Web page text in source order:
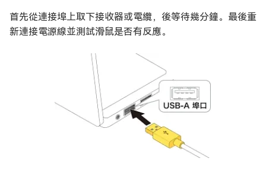
首先從連接埠上取下接收器或電纜，後等待幾分鐘。最後重
新連接電源線並測試滑鼠是否有反應。